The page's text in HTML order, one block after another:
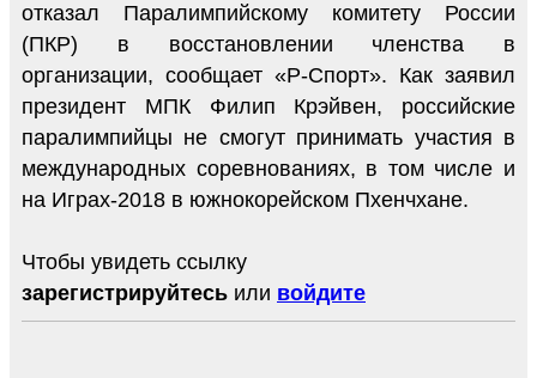
отказал Паралимпийскому комитету России
(ПКР) в восстановлении членства в
организации, сообщает «Р-Спорт». Как заявил
президент МПК Филип Крэйвен, российские
паралимпийцы не смогут принимать участия в
международных соревнованиях, в том числе и
на Играх-2018 в южнокорейском Пхенчхане.
Чтобы увидеть ссылку
зарегистрируйтесь или войдите